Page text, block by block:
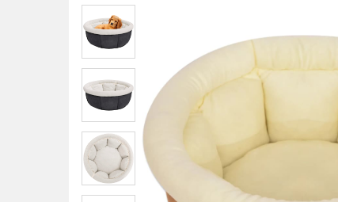
Producto para mascotas
y animales